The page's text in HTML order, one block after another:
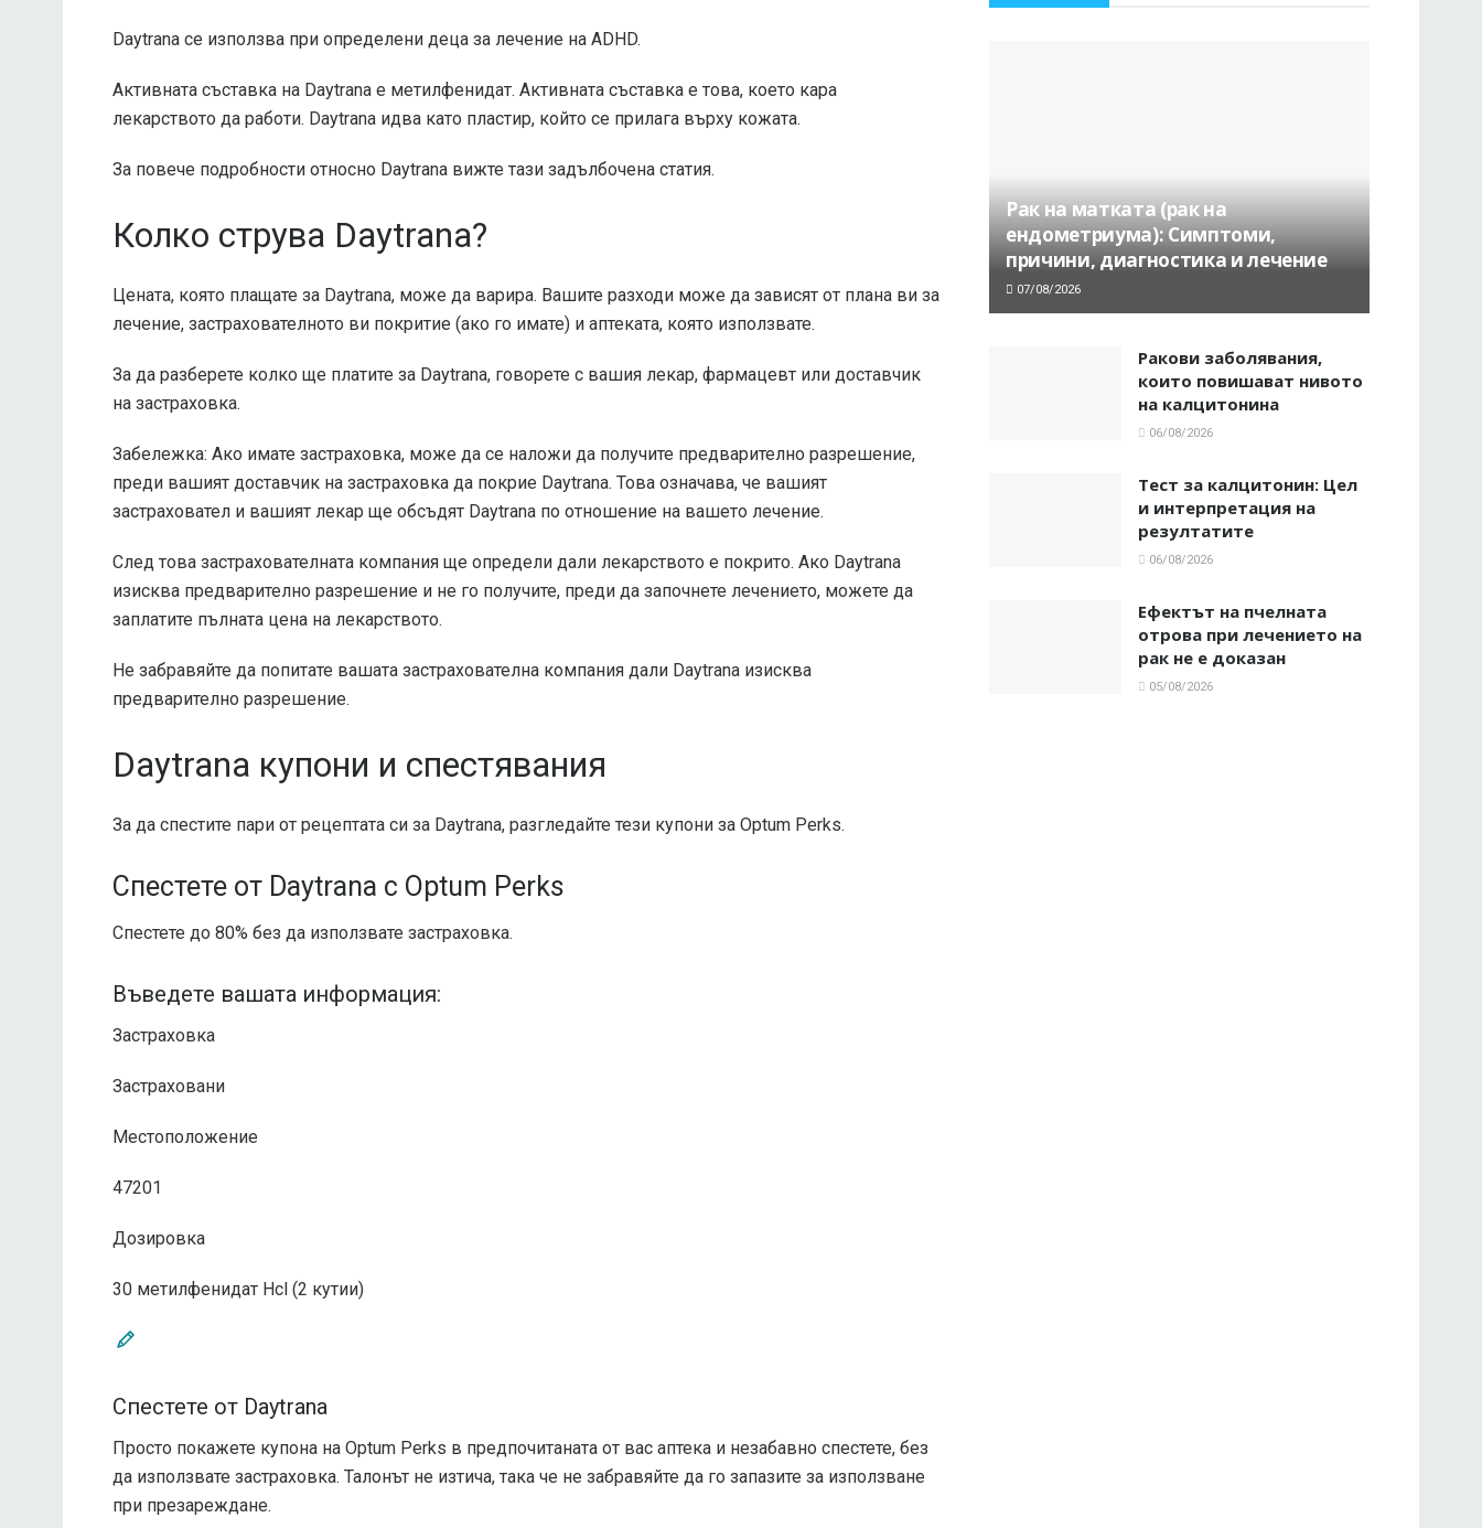
Daytrana се използва при определени деца за лечение на ADHD.
Активната съставка на Daytrana е метилфенидат. Активната съставка е това, което кара
лекарството да работи. Daytrana идва като пластир, който се прилага върху кожата.
За повече подробности относно Daytrana вижте тази задълбочена статия.
Колко струва Daytrana?
Цената, която плащате за Daytrana, може да варира. Вашите разходи може да зависят от плана ви за
лечение, застрахователното ви покритие (ако го имате) и аптеката, която използвате.
За да разберете колко ще платите за Daytrana, говорете с вашия лекар, фармацевт или доставчик
на застраховка.
Забележка: Ако имате застраховка, може да се наложи да получите предварително разрешение,
преди вашият доставчик на застраховка да покрие Daytrana. Това означава, че вашият
застраховател и вашият лекар ще обсъдят Daytrana по отношение на вашето лечение.
След това застрахователната компания ще определи дали лекарството е покрито. Ако Daytrana
изисква предварително разрешение и не го получите, преди да започнете лечението, можете да
заплатите пълната цена на лекарството.
Не забравяйте да попитате вашата застрахователна компания дали Daytrana изисква
предварително разрешение.
Daytrana купони и спестявания
За да спестите пари от рецептата си за Daytrana, разгледайте тези купони за Optum Perks.
Спестете от Daytrana с Optum Perks
Спестете до 80% без да използвате застраховка.
Въведете вашата информация:
Застраховка
Застраховани
Местоположение
47201
Дозировка
30 метилфенидат Hcl (2 кутии)
Спестете от Daytrana
Просто покажете купона на Optum Perks в предпочитаната от вас аптека и незабавно спестете, без
да използвате застраховка. Талонът не изтича, така че не забравяйте да го запазите за използване
при презареждане.
Рак на матката (рак на
ендометриума): Симптоми,
причини, диагностика и лечение
07/08/2026
Ракови заболявания,
които повишават нивото
на калцитонина
06/08/2026
Тест за калцитонин: Цел
и интерпретация на
резултатите
06/08/2026
Ефектът на пчелната
отрова при лечението на
рак не е доказан
05/08/2026